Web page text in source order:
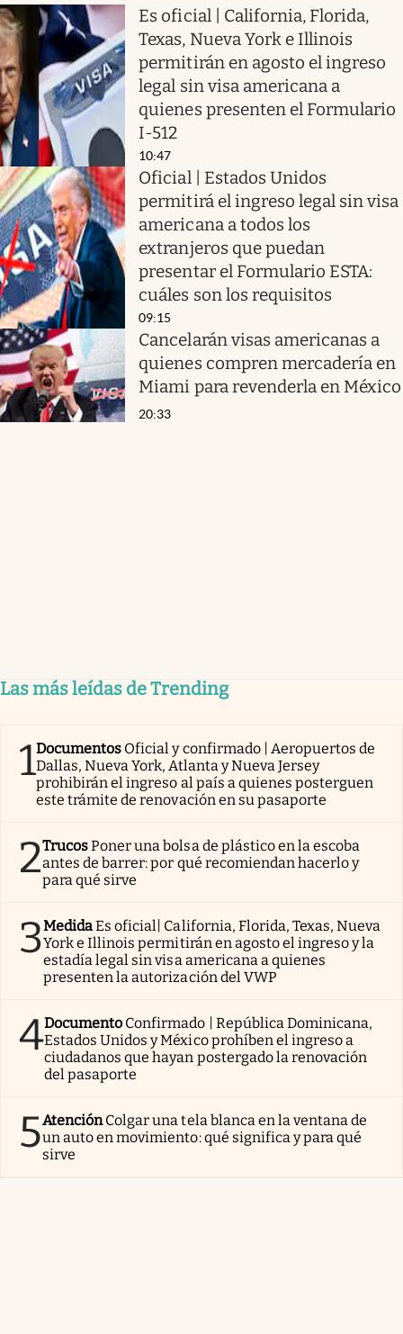
Es oficial | California, Florida,
Texas, Nueva York e Illinois
permitirán en agosto el ingreso
legal sin visa americana a
quienes presenten el Formulario
I-512
10:47
Oficial | Estados Unidos
permitirá el ingreso legal sin visa
americana a todos los
extranjeros que puedan
presentar el Formulario ESTA:
cuáles son los requisitos
09:15
Cancelarán visas americanas a
quienes compren mercadería en
Miami para revenderla en México
20:33
Las más leídas de Trending
1Documentos Oficial y confirmado | Aeropuertos de
Dallas, Nueva York, Atlanta y Nueva Jersey
prohibirán el ingreso al país a quienes posterguen
este trámite de renovación en su pasaporte
2TrucosPoner una bolsa de plástico en la escoba
antes de barrer: por qué recomiendan hacerlo y
para qué sirve
3MedidaEs oficial| California, Florida, Texas, Nueva
York e Illinois permitirán en agosto el ingreso y la
estadía legal sin visa americana a quienes
presenten la autorización del VWP
4Documento Confirmado | República Dominicana,
Estados Unidos y México prohíben el ingreso a
ciudadanos que hayan postergado la renovación
del pasaporte
5AtenciónColgar una tela blanca en la ventana de
un auto en movimiento: qué significa y para qué
sirve